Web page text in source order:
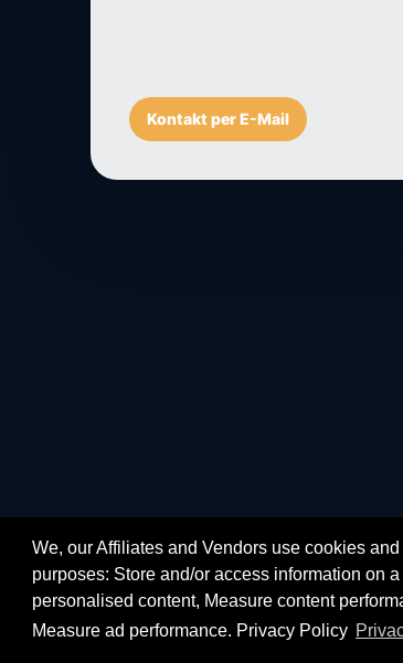
We, our Affiliates and Vendors use cookies
purposes: Store and/or access information on
personalised content, Measure content
Measure ad performance. Privacy Policy
Kontakt per E-Mail